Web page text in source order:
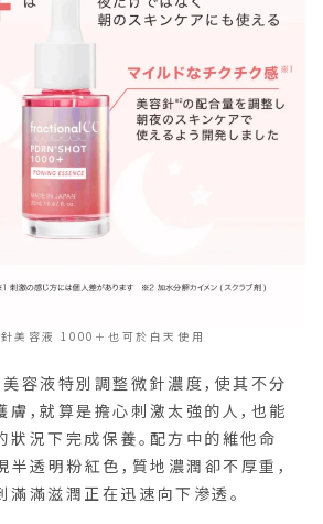
美容液 1000＋也可於白天使用
容液特別調整微針濃度，使其不分
，就算是擔心刺激太強的人，也能
況下完成保養。配方中的維他命
透明粉紅色，質地濃潤卻不厚重，
滿滋潤正在迅速向下滲透。